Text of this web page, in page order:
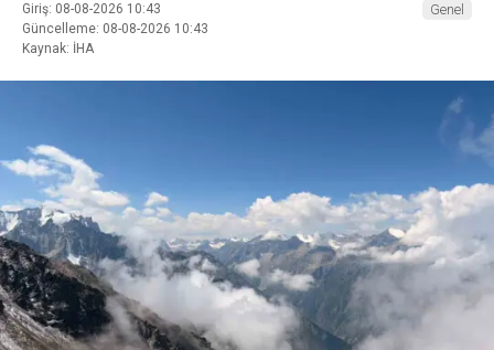
Giriş: 08-08-2026 10:43
Güncelleme: 08-08-2026 10:43
Kaynak: İHA
Genel